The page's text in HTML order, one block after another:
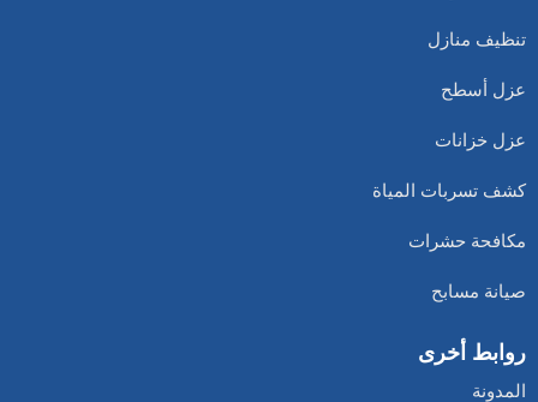
تنظيف منازل
عزل أسطح
عزل خزانات
كشف تسربات المياة
مكافحة حشرات
صيانة مسابح
روابط أخرى
المدونة